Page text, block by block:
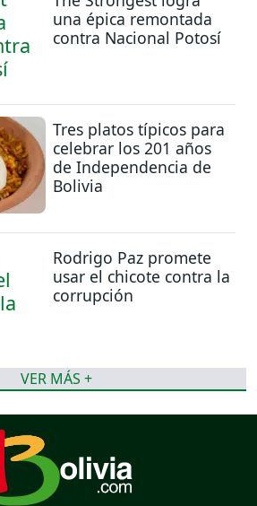
una épica remontada
contra Nacional Potosí
Tres platos típicos para
celebrar los 201 años
de Independencia de
Bolivia
Rodrigo Paz promete
usar el chicote contra la
corrupción
VER MÁS +